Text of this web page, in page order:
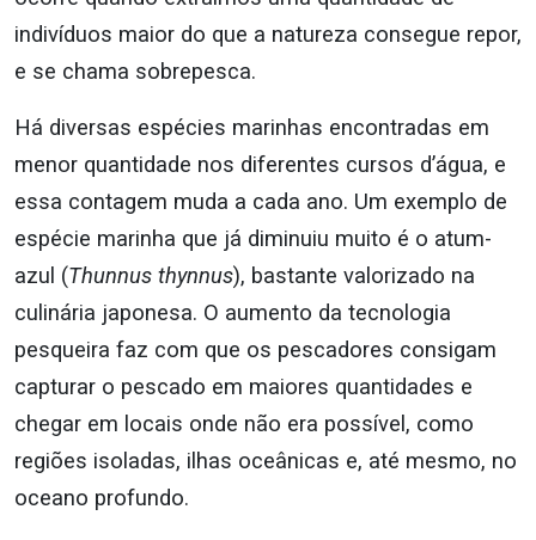
indivíduos maior do que a natureza consegue repor,
e se chama sobrepesca.
Há diversas espécies marinhas encontradas em
menor quantidade nos diferentes cursos d’água, e
essa contagem muda a cada ano. Um exemplo de
espécie marinha que já diminuiu muito é o atum-
azul (Thunnus thynnus), bastante valorizado na
culinária japonesa. O aumento da tecnologia
pesqueira faz com que os pescadores consigam
capturar o pescado em maiores quantidades e
chegar em locais onde não era possível, como
regiões isoladas, ilhas oceânicas e, até mesmo, no
oceano profundo.